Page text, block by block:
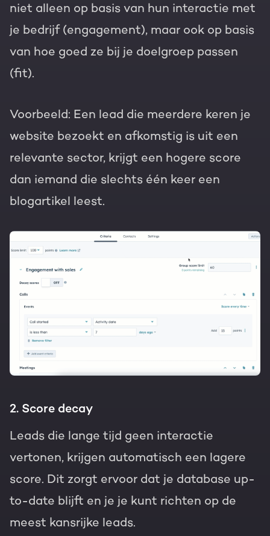
niet alleen op basis van hun interactie met
je bedrijf (engagement), maar ook op basis
van hoe goed ze bij je doelgroep passen
(fit).
Voorbeeld: Een lead die meerdere keren je
website bezoekt en afkomstig is uit een
relevante sector, krijgt een hogere score
dan iemand die slechts één keer een
blogartikel leest.
2. Score decay
Leads die lange tijd geen interactie
vertonen, krijgen automatisch een lagere
score. Dit zorgt ervoor dat je database up-
to-date blijft en je je kunt richten op de
meest kansrijke leads.